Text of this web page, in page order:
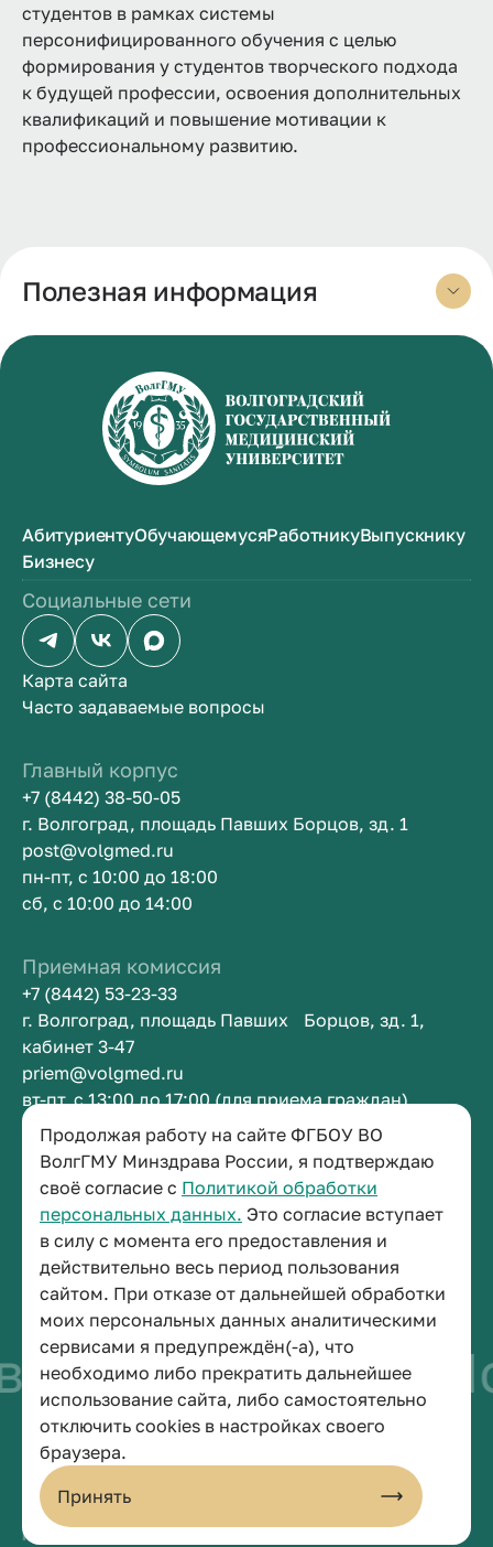
Продолжая работу на сайте ФГБОУ ВО
ВолгГМУ Минздрава России, я подтверждаю
своё согласие с Политикой обработки
персональных данных. Это согласие вступает
в силу с момента его предоставления и
действительно весь период пользования
сайтом. При отказе от дальнейшей обработки
моих персональных данных аналитическими
сервисами я предупреждён(-а), что
необходимо либо прекратить дальнейшее
использование сайта, либо самостоятельно
отключить cookies в настройках своего
браузера.
Принять
студентов в рамках системы
персонифицированного обучения с целью
формирования у студентов творческого подхода
к будущей профессии, освоения дополнительных
квалификаций и повышение мотивации к
профессиональному развитию.
Полезная информация
АбитуриентуОбучающемусяРаботникуВыпускнику
Бизнесу
Социальные сети
Карта сайта
Часто задаваемые вопросы
Главный корпус
+7 (8442) 38-50-05
г. Волгоград, площадь Павших Борцов, зд. 1
post@volgmed.ru
пн-пт, с 10:00 до 18:00
сб, с 10:00 до 14:00
Приемная комиссия
+7 (8442) 53-23-33
г. Волгоград, площадь Павших Борцов, зд. 1,
кабинет 3-47
priem@volgmed.ru
вт-пт, с 13:00 до 17:00 (для приема граждан)
Приемная ректора
+7 (8442) 38-50-05
г. Волгоград, площадь Павших Борцов, зд. 1,
кабинет 3-11
post@volgmed.ru
пн-пт, с 08.30 до 17.00 (перерыв с 12.30 до 13.00)
быть врачом
© 2026 Волгоградский государственный медицинский университет
Политика конфиденциальности
Политика по обработке персональных данных
Пользовательское соглашение